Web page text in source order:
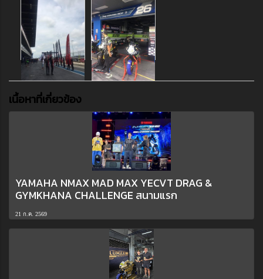
เนื้อหาที่เกี่ยวข้อง
YAMAHA NMAX MAD MAX YECVT DRAG &
GYMKHANA CHALLENGE สนามแรก
21 ก.ค. 2569